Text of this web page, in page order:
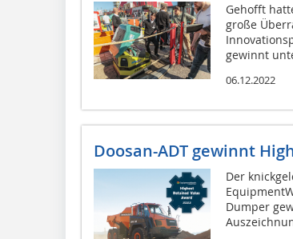
Gehofft
große
gewinnt
06.12.2022
Doosan-ADT gewinnt
Der
Dumper